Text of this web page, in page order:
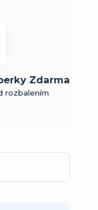
Zdarma
rozbalením